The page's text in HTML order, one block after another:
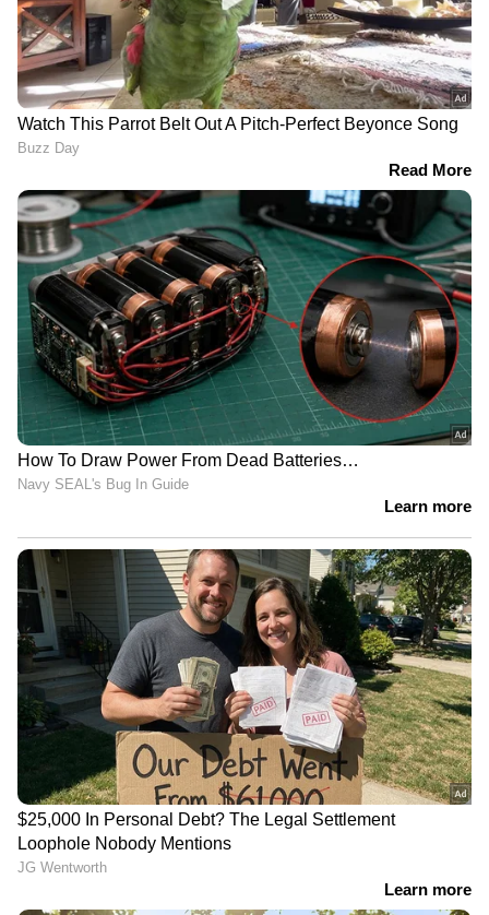
7. മഴക്കാലത്ത് നിങ്ങളുടെ ഇഷ്ടപ്പെട്ട സ്നാക്സ്
കഴിക്കാൻ ആഗ്രഹം തോന്നുന്നുണ്ടെങ്കിൽ,
വീട്ടിൽത്തന്നെ ഉണ്ടാക്കി ചൂടോടെ
കഴിക്കുന്നതാണ് നല്ലത്.
ഉത്തരേന്ത്യയിൽ ശക്തമായ മഴ
തുടരുന്നു, അസമിൽ മരണം 97;
ബ്രഹ്മപുത്രയും പോഷക നദികളും
കരകവിഞ്ഞൊഴുകി
'മുട്ടിന് താഴെ വെടിവെച്ചാലും
മുട്ടുകുത്തില്ല'; പൊലീസ് തെരച്ചിൽ
തുടരുന്നതിനിടെ വീണ്ടും അർജുൻ
ആയങ്കി